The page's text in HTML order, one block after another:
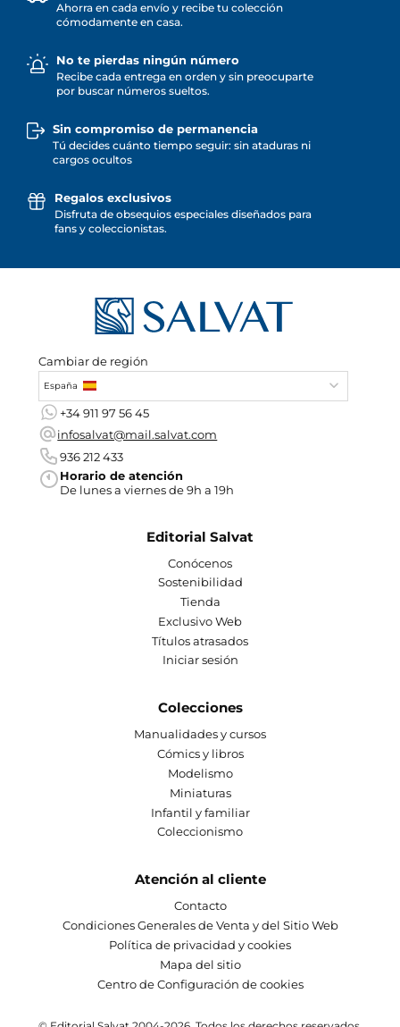
Ahorra en cada envío y recibe tu colección
cómodamente en casa.
No te pierdas ningún número
Recibe cada entrega en orden y sin preocuparte
por buscar números sueltos.
Sin compromiso de permanencia
Tú decides cuánto tiempo seguir: sin ataduras ni
cargos ocultos
Regalos exclusivos
Disfruta de obsequios especiales diseñados para
fans y coleccionistas.
Cambiar de región
España
+34 911 97 56 45
infosalvat@mail.salvat.com
936 212 433
Horario de atención
De lunes a viernes de 9h a 19h
Editorial Salvat
Conócenos
Sostenibilidad
Tienda
Exclusivo Web
Títulos atrasados
Iniciar sesión
Colecciones
Manualidades y cursos
Cómics y libros
Modelismo
Miniaturas
Infantil y familiar
Coleccionismo
Atención al cliente
Contacto
Condiciones Generales de Venta y del Sitio Web
Política de privacidad y cookies
Mapa del sitio
Centro de Configuración de cookies